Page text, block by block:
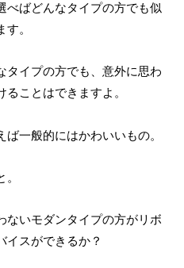
べばどんなタイプの方でも似
。
タイプの方でも、意外に思わ
ことはできますよ。
一般的にはかわいいもの。
ないモダンタイプの方がリボ
イスができるか？